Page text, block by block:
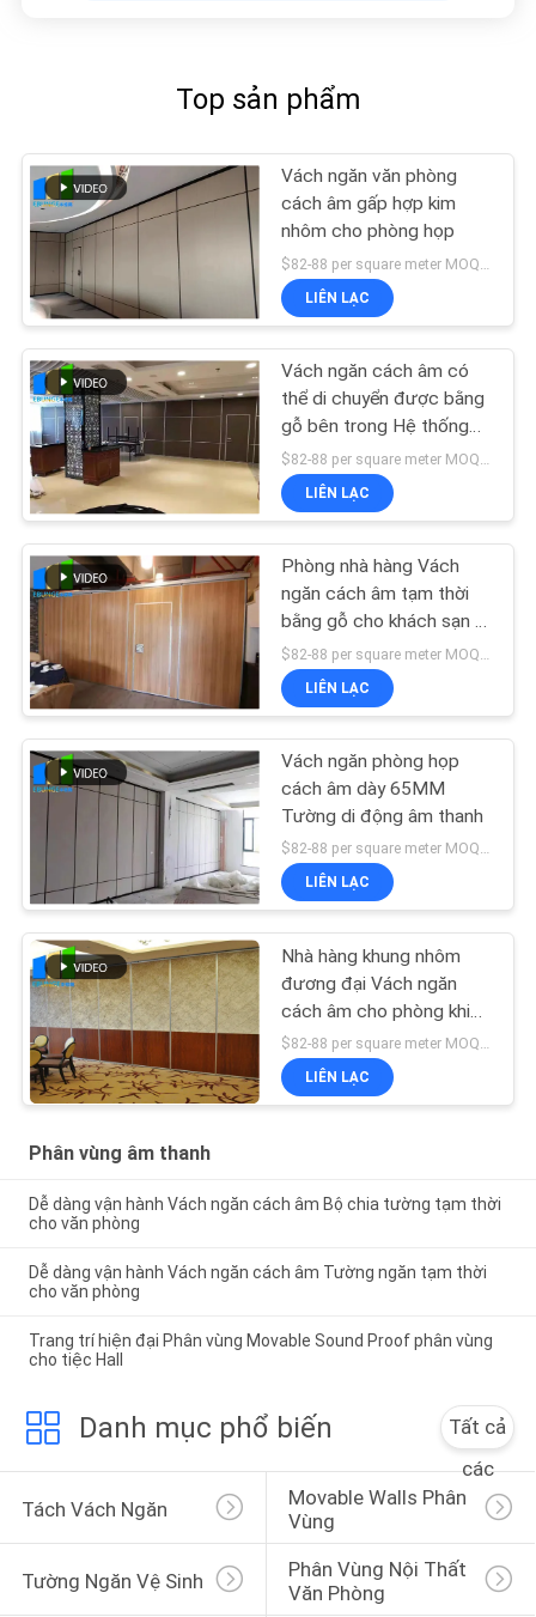
Top sản phẩm
Vách ngăn văn phòng
cách âm gấp hợp kim
nhôm cho phòng họp
$82-88 per square meter MOQ:KHÔNG CÓ MOQ, số lượng nhỏ chào đón
LIÊN LẠC
Vách ngăn cách âm có
thể di chuyển được bằng
gỗ bên trong Hệ thống
cửa trượt gấp tường
LIÊN LẠC
Phòng nhà hàng Vách
ngăn cách âm tạm thời
bằng gỗ cho khách sạn 5
sao
LIÊN LẠC
Vách ngăn phòng họp
cách âm dày 65MM
Tường di động âm thanh
$82-88 per square meter MOQ:KHÔNG CÓ MOQ, số lượng nhỏ chào đón
LIÊN LẠC
Nhà hàng khung nhôm
đương đại Vách ngăn
cách âm cho phòng khiêu
vũ
$82-88 per square meter MOQ:Không có moq, số lượng nhỏ chào đón
LIÊN LẠC
Phân vùng âm thanh
Dễ dàng vận hành Vách ngăn cách âm Bộ chia tường tạm thời
cho văn phòng
Dễ dàng vận hành Vách ngăn cách âm Tường ngăn tạm thời
cho văn phòng
Trang trí hiện đại Phân vùng Movable Sound Proof phân vùng
cho tiệc Hall
Danh mục phổ biến
Tất cả
các
Tách Vách Ngăn
Movable Walls Phân
Vùng
Tường Ngăn Vệ Sinh
Phân Vùng Nội Thất
Văn Phòng